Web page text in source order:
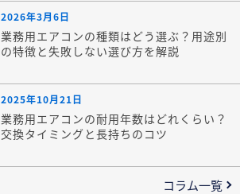
2026年3月6日
業務用エアコンの種類はどう選ぶ？用途別
の特徴と失敗しない選び方を解説
2025年10月21日
業務用エアコンの耐用年数はどれくらい？
交換タイミングと長持ちのコツ
コラム一覧